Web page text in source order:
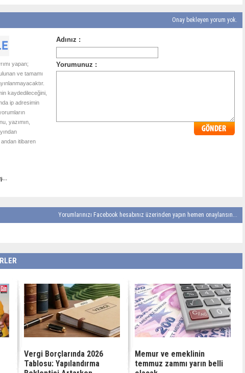
Onay bekleyen yorum yok.
yapan;
ve tamamı
kaydedileceğini,
ip adresimin
yazımın,
andan itibaren
Yorumlarınızı Facebook hesabınız üzerinden yapın hemen onaylansın...
Vergi Borçlarında 2026
Tablosu: Yapılandırma
Memur ve emeklinin
temmuz zammı yarın belli